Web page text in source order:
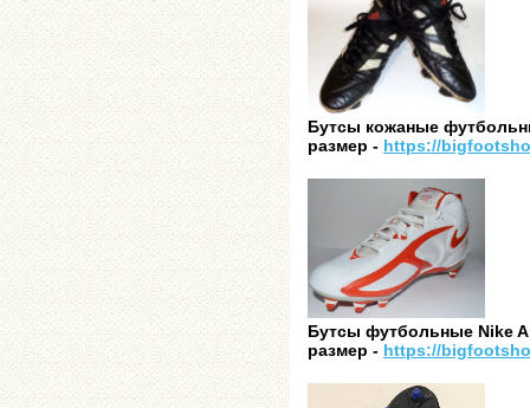
Бутсы кожаные
размер - https://
Бутсы футбольные Nike
размер - https://